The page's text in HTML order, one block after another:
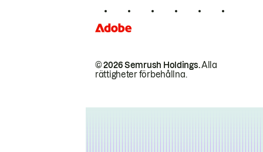
© 2026 Semrush Holdings.Alla
rättigheter förbehållna.